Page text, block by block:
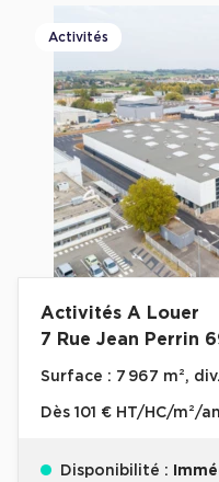
Activités
Activités A Louer
7 Rue Jean Perrin
Surface : 7 967 m²,
Dès 101 € HT/HC/m²/an
Disponibilité :